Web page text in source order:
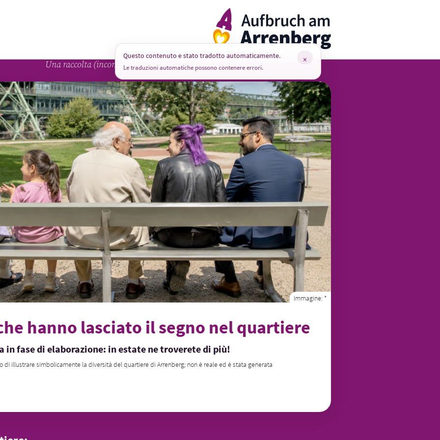
ArrenbergApp
Una raccolta (incompleta) di ritratti
Immagine: *
hanno lasciato il segno nel quartiere
in fase di elaborazione: in estate ne troverete di più!
di illustrare simbolicamente la diversità del quartiere di Arrenberg; non è reale ed è stata generata
Questo contenuto e stato tradotto automaticamente.
Le traduzioni automatiche possono contenere errori.
×